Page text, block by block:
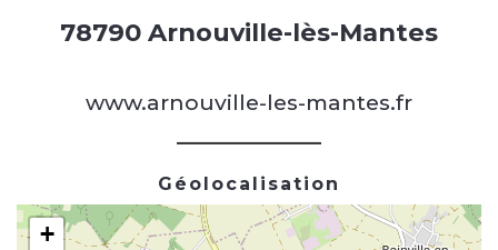
78790 Arnouville-lès-Mantes
www.arnouville-les-mantes.fr
Géolocalisation
+